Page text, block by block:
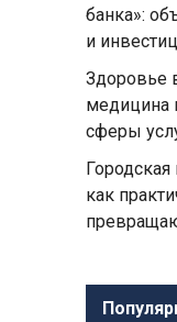
банка»:
и
Здоровье
медицина
сферы
как